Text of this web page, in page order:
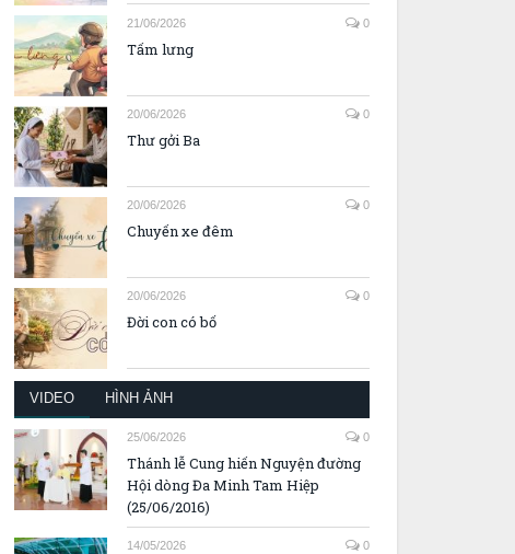
21/06/2026 0
Tấm lưng
20/06/2026 0
Thư gởi Ba
20/06/2026 0
Chuyến xe đêm
20/06/2026 0
Đời con có bố
VIDEO HÌNH ẢNH
25/06/2026 0
Thánh lễ Cung hiến Nguyện đường
Hội dòng Đa Minh Tam Hiệp
(25/06/2016)
14/05/2026 0